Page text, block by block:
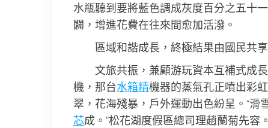
水瓶聽到要將藍色調成灰度百分之五十
闢，增進花費在往來間愈加活潑。
區域和諧成長，終極結果由國民共
文旅共振，兼顧游玩資本互補式成
機，那台水箱精機器的蒸氣孔正噴出彩
翠，花海殘暴，戶外運動出色紛呈。“
芯成。”松花湖度假區總司理趙蘭菊先容。